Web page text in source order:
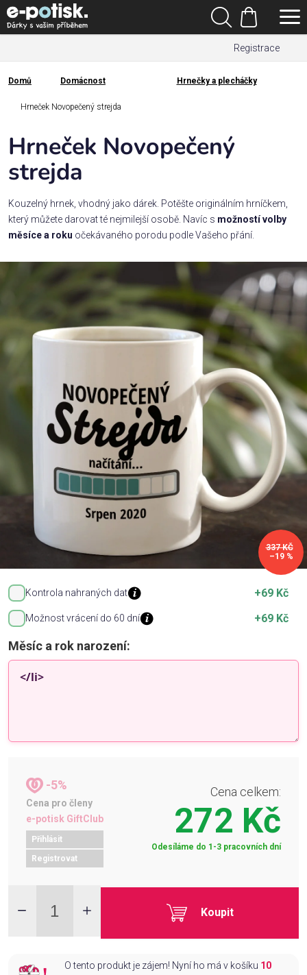
Přejít
na
obsah
Registrace
Hledat
Nákupní
košík
Kategorie
Dárek
pro
Rodina
/
Láska
Příležitosti
Domácnost
Oblečení
Přihlášení
Domů
Domů Domácnost Hrnečky a plecháčky
Hrneček Novopečený strejda
Kontrola nahraných dat +69 Kč
Možnost vrácení do 60 dní +69 Kč
Měsíc a rok narození:
-5%
Cena pro členy
e-potisk GiftClub
Přihlásit
Registrovat
Cena celkem:
272 Kč
Odesíláme do 1-3 pracovních dní
Koupit
O tento produkt je zájem! Nyní ho má v košíku 10
Hrneček Novopečený
strejda
Kouzelný hrnek, vhodný jako dárek. Potěšte originálním hrníčkem,
který můžete darovat té nejmilejší osobě. Navíc s možností volby
měsíce a roku očekávaného porodu podle Vašeho přání.
337 KČ
–19 %